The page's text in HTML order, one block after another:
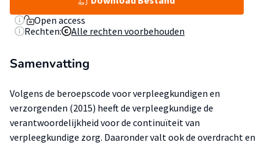
Open access
Rechten:
Alle rechten voorbehouden
Samenvatting
Volgens de beroepscode voor verpleegkundigen en
verzorgenden (2015) heeft de verpleegkundige de
verantwoordelijkheid voor de continuïteit van
verpleegkundige zorg. Daaronder valt ook de overdracht en